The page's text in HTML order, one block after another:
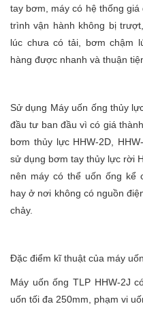
tay bơm, máy có hệ thống
trình vận hành không bị
lúc chưa có tải, bơm chậm
hàng được nhanh và thuận
Sử dụng Máy uốn ống thủy
đầu tư ban đầu vì có giá
bơm thủy lực HHW-2D,
sử dụng bơm tay thủy lực rời
nên máy có thể uốn ống kể
hay ở nơi không có nguồn
chảy.
Đặc điểm kĩ thuật của máy
Máy uốn ống TLP HHW-2J
uốn tối đa 250mm, phạm vi